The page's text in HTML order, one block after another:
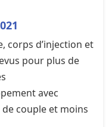
corps d’injection et
pour plus de
avec
couple et moins